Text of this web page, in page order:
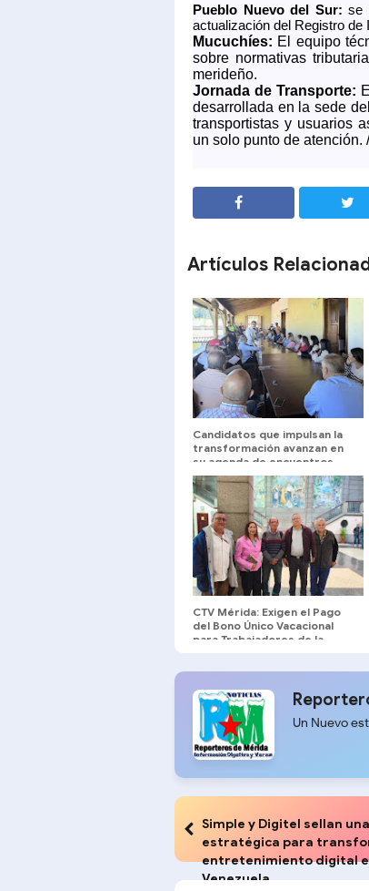
Pueblo Nuevo del Sur: se
actualización del Registro de
Mucuchíes: El equipo
sobre normativas
merideño.
Jornada de Transporte:
desarrollada en la sede
transportistas y usuarios
un solo punto de atención. /
Artículos
Candidatos que impulsan la
transformación avanzan en
su agenda de encuentros
universitarios
CTV Mérida: Exigen el Pago
del Bono Único Vacacional
para Trabajadores de la
Un Nuevo
Simple y Digitel sellan
estratégica para
entretenimiento digital
Venezuela